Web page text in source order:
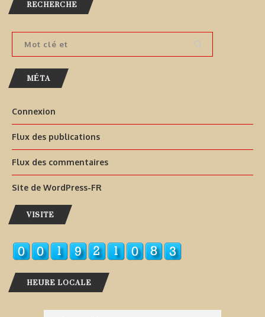
RECHERCHE
MÉTA
Connexion
Flux des publications
Flux des commentaires
Site de WordPress-FR
VISITE
HEURE LOCALE